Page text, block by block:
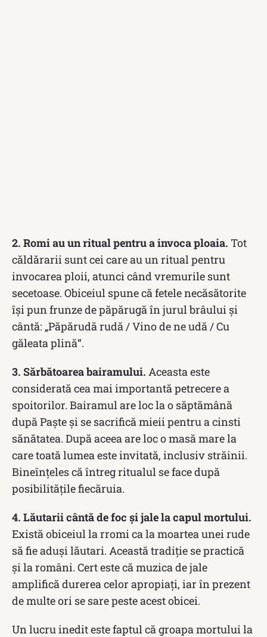
2. Romi au un ritual pentru a invoca ploaia. Tot
căldărarii sunt cei care au un ritual pentru
invocarea ploii, atunci când vremurile sunt
secetoase. Obiceiul spune că fetele necăsătorite
își pun frunze de păpărugă în jurul brâului și
cântă: „Păpărudă rudă / Vino de ne udă / Cu
găleata plină“.
3. Sărbătoarea bairamului. Aceasta este
considerată cea mai importantă petrecere a
spoitorilor. Bairamul are loc la o săptămână
după Paște și se sacrifică mieii pentru a cinsti
sănătatea. După aceea are loc o masă mare la
care toată lumea este invitată, inclusiv străinii.
Bineînțeles că întreg ritualul se face după
posibilitățile fiecăruia.
4. Lăutarii cântă de foc și jale la capul mortului.
Există obiceiul la rromi ca la moartea unei rude
să fie aduși lăutari. Această tradiție se practică
și la români. Cert este că muzica de jale
amplifică durerea celor apropiați, iar în prezent
de multe ori se sare peste acest obicei.
Un lucru inedit este faptul că groapa mortului la